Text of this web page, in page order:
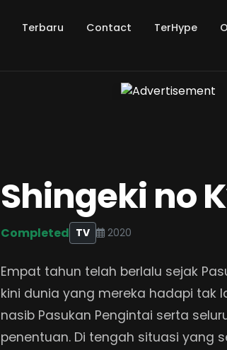
Terbaru Contact TerHype
Shingeki no
Completed TV 2020
Empat tahun telah berlalu sejak
kini dunia yang mereka hadapi tak
nasib Pasukan Pengintai serta
penentuan. Di tengah situasi yang